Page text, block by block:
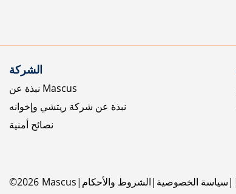
الشركة
نبذة عن Mascus
نبذة عن شركة ريتشي وإخوانه
نصائح أمنية
©2026 Mascus الشروط والأحكام سياسة الخصوصية